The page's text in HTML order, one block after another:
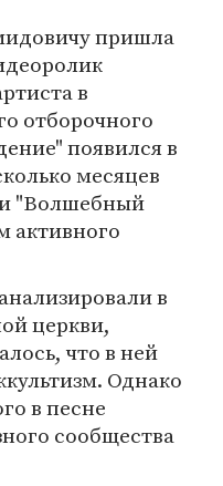
пришла
в
отборочного
появился в
месяцев
"Волшебный
активного
в
церкви,
что в ней
Однако
в песне
сообщества